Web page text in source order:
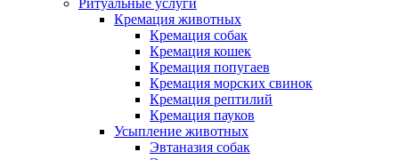
Ритуальные услуги
Кремация животных
Кремация собак
Кремация кошек
Кремация попугаев
Кремация морских свинок
Кремация рептилий
Кремация пауков
Усыпление животных
Эвтаназия собак